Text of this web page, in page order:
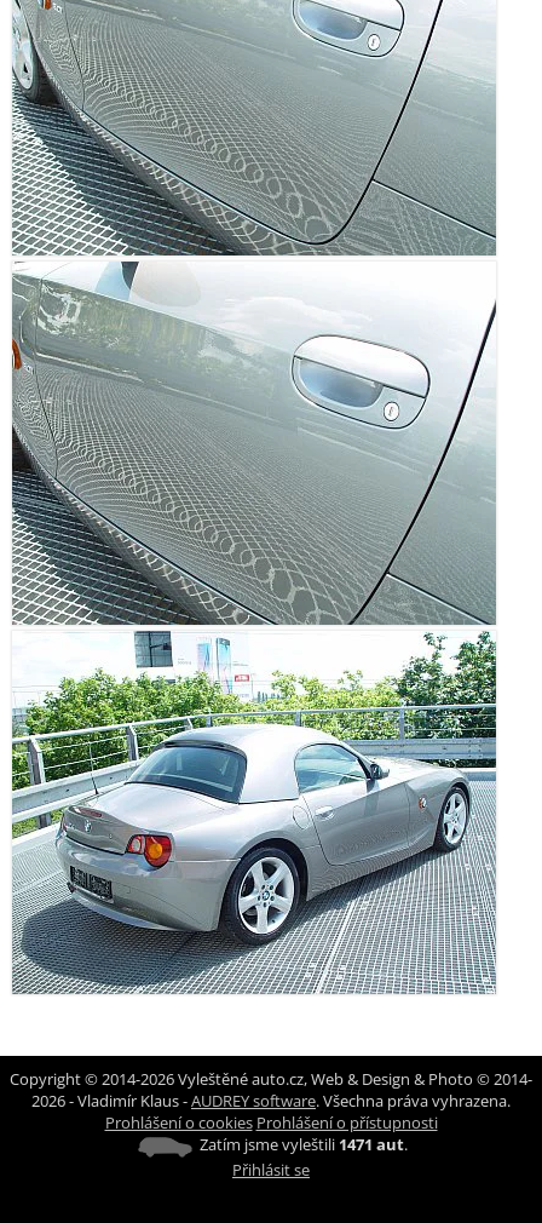
Copyright © 2014-2026 Vyleštěné auto.cz, Web & Design & Photo © 2014-
2026 - Vladimír Klaus -AUDREY software. Všechna práva vyhrazena.
Prohlášení o cookies Prohlášení o přístupnosti
Zatím jsme vyleštili 1471 aut.
Přihlásit se